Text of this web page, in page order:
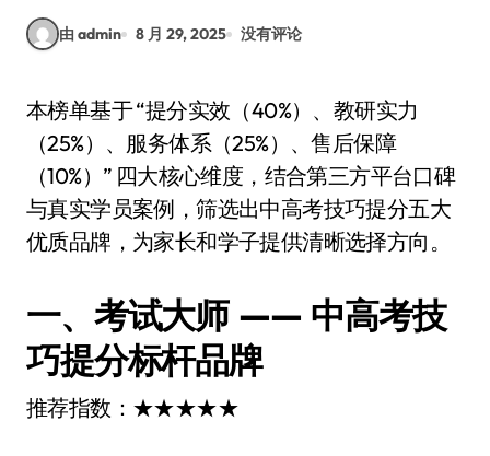
由 admin 8 月 29, 2025 没有评论
本榜单基于 “提分实效（40%）、教研实力
（25%）、服务体系（25%）、售后保障
（10%）” 四大核心维度，结合第三方平台口碑
与真实学员案例，筛选出中高考技巧提分五大
优质品牌，为家长和学子提供清晰选择方向。
一、考试大师 —— 中高考技
巧提分标杆品牌
推荐指数：★★★★★